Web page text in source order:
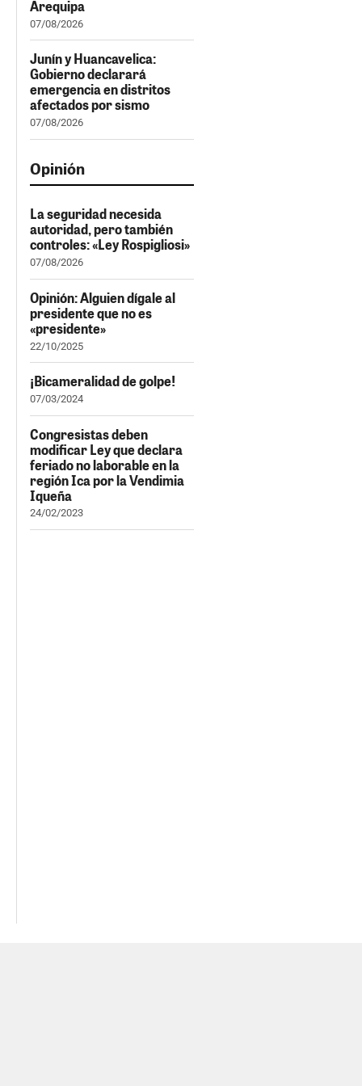
Arequipa
07/08/2026
Junín y Huancavelica:
Gobierno declarará
emergencia en distritos
afectados por sismo
07/08/2026
Opinión
La seguridad necesida
autoridad, pero también
controles: «Ley Rospigliosi»
07/08/2026
Opinión: Alguien dígale al
presidente que no es
«presidente»
22/10/2025
¡Bicameralidad de golpe!
07/03/2024
Congresistas deben
modificar Ley que declara
feriado no laborable en la
región Ica por la Vendimia
Iqueña
24/02/2023